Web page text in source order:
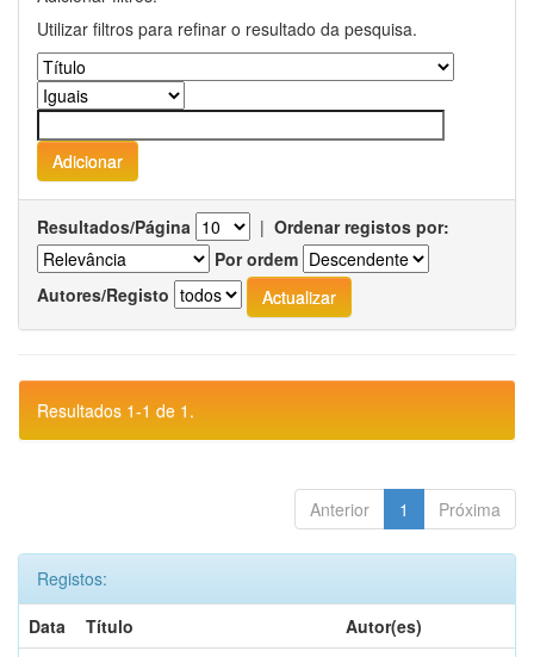
Utilizar filtros para refinar o resultado da pesquisa.
Resultados/Página | Ordenar registos por:
Por ordem
Autores/Registo
Resultados 1-1 de 1.
Anterior 1 Próxima
Registos:
Data
Título
Autor(es)